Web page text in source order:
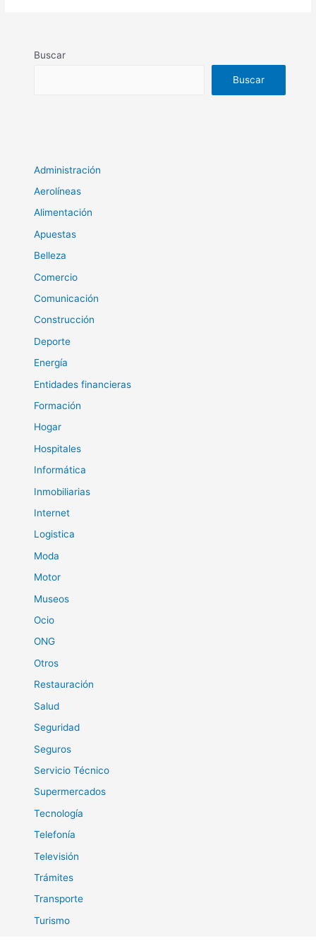
Buscar
Buscar
Administración
Aerolíneas
Alimentación
Apuestas
Belleza
Comercio
Comunicación
Construcción
Deporte
Energía
Entidades financieras
Formación
Hogar
Hospitales
Informática
Inmobiliarias
Internet
Logistica
Moda
Motor
Museos
Ocio
ONG
Otros
Restauración
Salud
Seguridad
Seguros
Servicio Técnico
Supermercados
Tecnología
Telefonía
Televisión
Trámites
Transporte
Turismo